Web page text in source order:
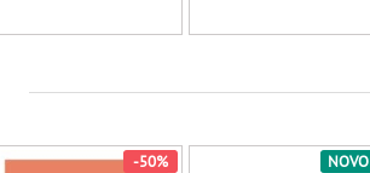
-50% NOVO